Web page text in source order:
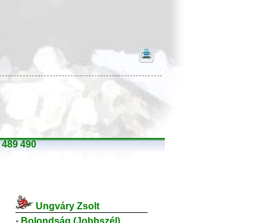
489 490
Ungváry Zsolt
• Bolondság (Jobbszél)